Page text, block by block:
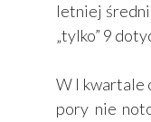
letniej
„tylko” 9
W I kwartale
pory nie